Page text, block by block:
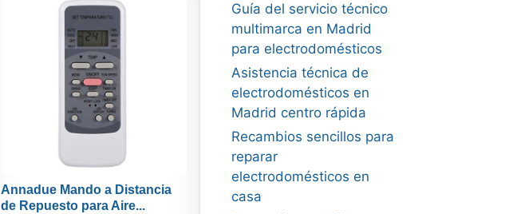
Annadue Mando a Distancia
de Repuesto para Aire...
Guía del servicio técnico
multimarca en Madrid
para electrodomésticos
Asistencia técnica de
electrodomésticos en
Madrid centro rápida
Recambios sencillos para
reparar
electrodomésticos en
casa